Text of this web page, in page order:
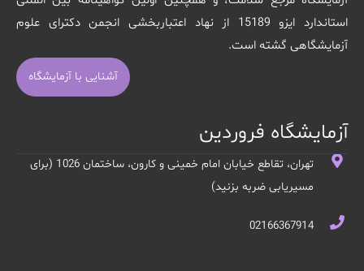
استاندارد ایزو 15189 از نهاد اعتباربخشی انجمن دکترای علوم
آزمایشگاهی گشته است.
آشنایی با آزمایشگاه
آزمایشگاه فروردین
تهران، تقاطع خیابان امام خمینی و کارون، ساختمان 1026 (برای
مسیریابی ضربه بزنید)
02166367914